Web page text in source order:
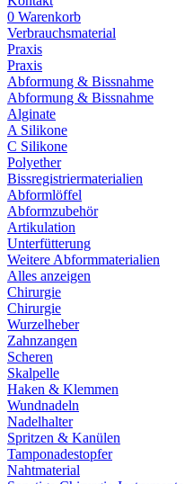
0 Warenkorb
Verbrauchsmaterial
Praxis
Praxis
Abformung & Bissnahme
Abformung & Bissnahme
Alginate
A Silikone
C Silikone
Polyether
Bissregistriermaterialien
Abformlöffel
Abformzubehör
Artikulation
Unterfütterung
Weitere Abformmaterialien
Alles anzeigen
Chirurgie
Chirurgie
Wurzelheber
Zahnzangen
Scheren
Skalpelle
Haken & Klemmen
Wundnadeln
Nadelhalter
Spritzen & Kanülen
Tamponadestopfer
Nahtmaterial